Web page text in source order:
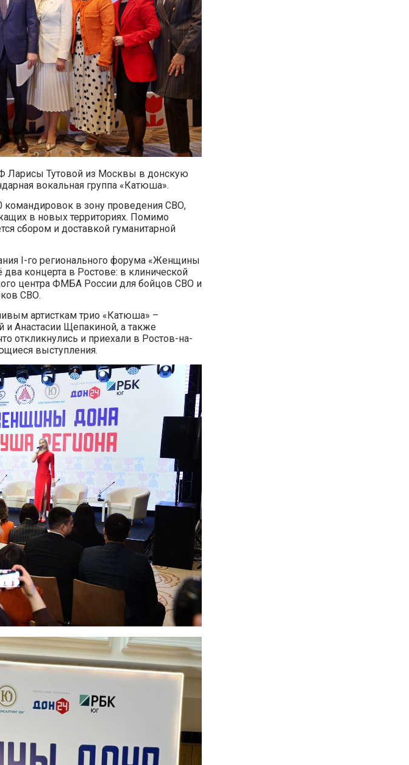
Ларисы Тутовой из Москвы в донскую
вокальная группа «Катюша».
в зону проведения СВО,
в новых территориях. Помимо
сбором и доставкой гуманитарной
I-го регионального форума «Женщины
концерта в Ростове: в клинической
центра ФМБА России для бойцов СВО и
СВО.
артисткам трио «Катюша» –
и Анастасии Щепакиной, а также
откликнулись и приехали в Ростов-на-
выступления.